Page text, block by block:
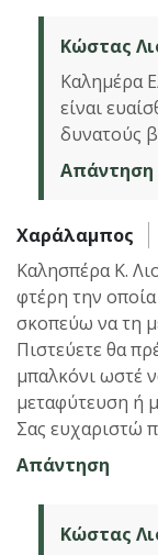
Κώστας
Καλημέρα
είναι
δυνατούς
Απάντηση
Χαράλαμπος
Καλησπέρα Κ.
φτέρη την
σκοπεύω να τη
Πιστεύετε θα
μπαλκόνι ωστέ
μεταφύτευση ή
Σας ευχαριστώ
Απάντηση
Κώστας